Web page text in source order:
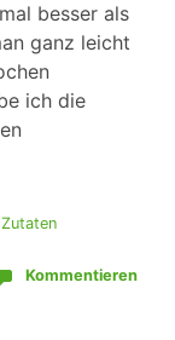
besser als
ganz leicht
ich die
Zutaten
Kommentieren